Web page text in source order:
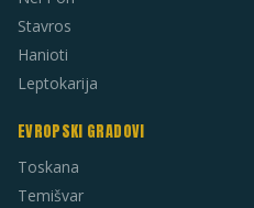
Stavros
Hanioti
Leptokarija
EVROPSKI GRADOVI
Toskana
Temišvar